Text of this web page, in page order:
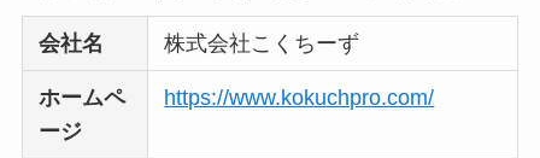
ミ・評価が正直ヤバ
いって本当？
【怪しい？】株式会
会社名 株式会社こくちーず
ホームペ
ージ
https://www.kokuchpro.com/